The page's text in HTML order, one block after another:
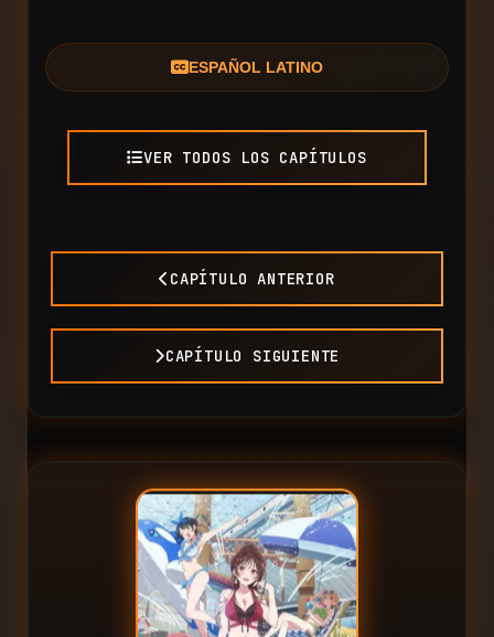
ESPAÑOL LATINO
VER TODOS LOS CAPÍTULOS
CAPÍTULO ANTERIOR
CAPÍTULO SIGUIENTE